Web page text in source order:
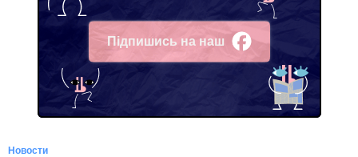
Підпишись на наш
Facebook
Новости